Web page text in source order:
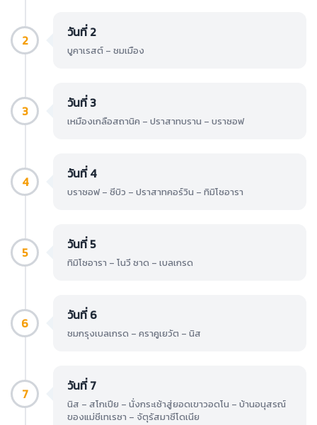
2 วันที่ 2
บูคาเรสต์ – ชมเมือง
3 วันที่ 3
เหมืองเกลือสถานิค – ปราสาทบราน – บราซอฟ
4 วันที่ 4
บราซอฟ – ซีบิว – ปราสาทคอร์วิน – ทิมิโซอารา
5 วันที่ 5
ทิมิโซอารา – โนวี ซาด – เบลเกรด
6 วันที่ 6
ชมกรุงเบลเกรด – คราคูเยวัต – นิส
7 วันที่ 7
นิส – สโกเปีย – นั่งกระเช้าสู่ยอดเขาวอดโน – บ้านอนุสรณ์
ของแม่ชีเทเรซา – จัตุรัสมาซีโดเนีย